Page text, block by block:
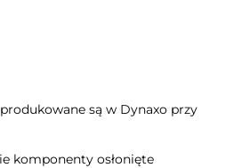
są w Dynaxo przy
komponenty osłonięte